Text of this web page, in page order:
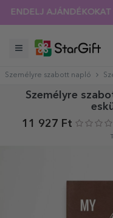
RENDELJ
Személyre szabott napló
Személyre
11 927 Ft